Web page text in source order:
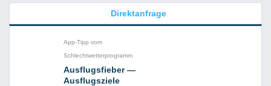
Direktanfrage
App-Tipp vom
Schlechtwetterprogramm
Ausflugsfieber —
Ausflugsziele